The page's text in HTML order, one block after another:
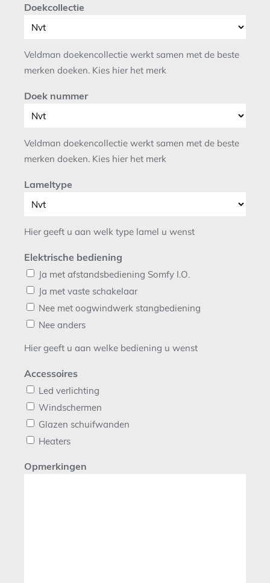
Doekcollectie
Veldman doekencollectie werkt samen met de beste
merken doeken. Kies hier het merk
Doek nummer
Veldman doekencollectie werkt samen met de beste
merken doeken. Kies hier het merk
Lameltype
Hier geeft u aan welk type lamel u wenst
Elektrische bediening
Ja met afstandsbediening Somfy I.O.
Ja met vaste schakelaar
Nee met oogwindwerk stangbediening
Nee anders
Hier geeft u aan welke bediening u wenst
Accessoires
Led verlichting
Windschermen
Glazen schuifwanden
Heaters
Opmerkingen